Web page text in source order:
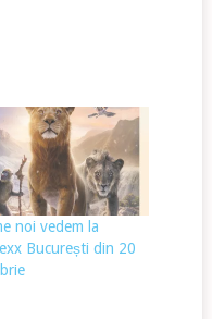
noi vedem la
București din 20